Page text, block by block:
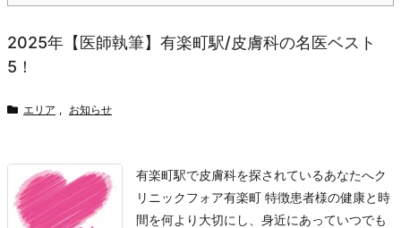
2025年【医師執筆】有楽町駅/皮膚科の名医ベスト
5！
エリア , お知らせ
有楽町駅で皮膚科を探されているあなたへク
リニックフォア有楽町 特徴患者様の健康と時
間を何より大切にし、身近にあっていつでも